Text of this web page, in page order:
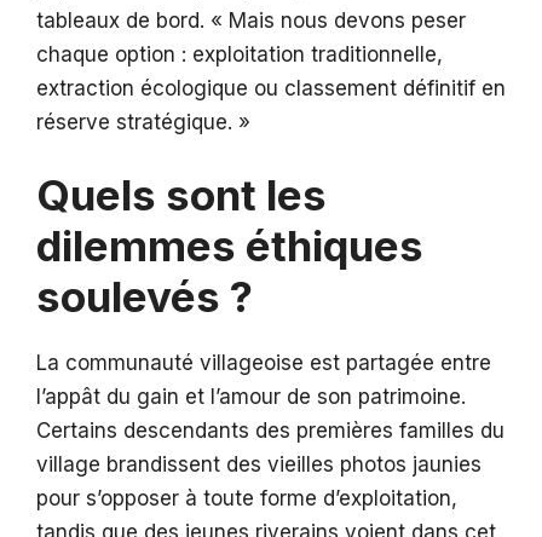
tableaux de bord. « Mais nous devons peser
chaque option : exploitation traditionnelle,
extraction écologique ou classement définitif en
réserve stratégique. »
Quels sont les
dilemmes éthiques
soulevés ?
La communauté villageoise est partagée entre
l’appât du gain et l’amour de son patrimoine.
Certains descendants des premières familles du
village brandissent des vieilles photos jaunies
pour s’opposer à toute forme d’exploitation,